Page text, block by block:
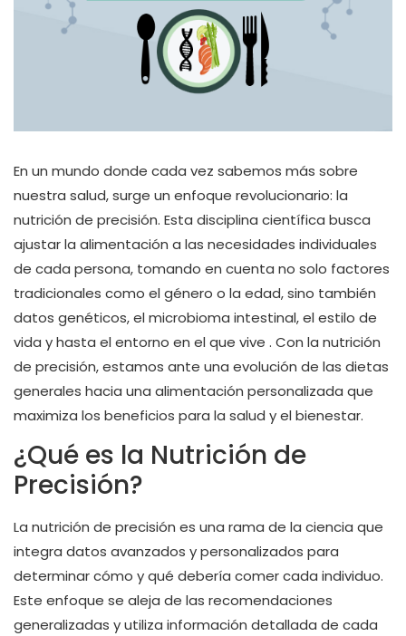
En un mundo donde cada vez sabemos más sobre
nuestra salud, surge un enfoque revolucionario: la
nutrición de precisión. Esta disciplina científica busca
ajustar la alimentación a las necesidades individuales
de cada persona, tomando en cuenta no solo factores
tradicionales como el género o la edad, sino también
datos genéticos, el microbioma intestinal, el estilo de
vida y hasta el entorno en el que vive . Con la nutrición
de precisión, estamos ante una evolución de las dietas
generales hacia una alimentación personalizada que
maximiza los beneficios para la salud y el bienestar.
¿Qué es la Nutrición de
Precisión?
La nutrición de precisión es una rama de la ciencia que
integra datos avanzados y personalizados para
determinar cómo y qué debería comer cada individuo.
Este enfoque se aleja de las recomendaciones
generalizadas y utiliza información detallada de cada